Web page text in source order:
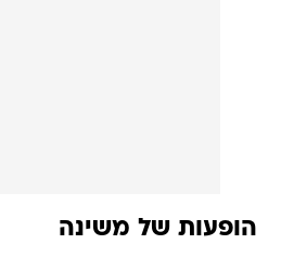
הופעות של משינה